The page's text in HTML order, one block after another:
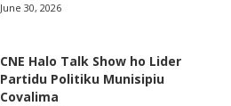
June 30, 2026
CNE Halo Talk Show ho Lider
Partidu Politiku Munisipiu
Covalima